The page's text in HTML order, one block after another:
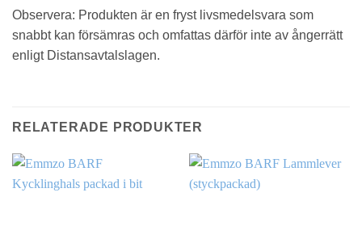
Observera: Produkten är en fryst livsmedelsvara som
snabbt kan försämras och omfattas därför inte av ångerrätt
enligt Distansavtalslagen.
RELATERADE PRODUKTER